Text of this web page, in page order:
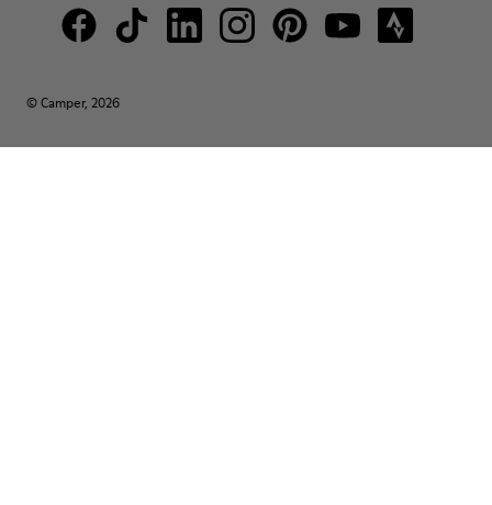
© Camper, 2026